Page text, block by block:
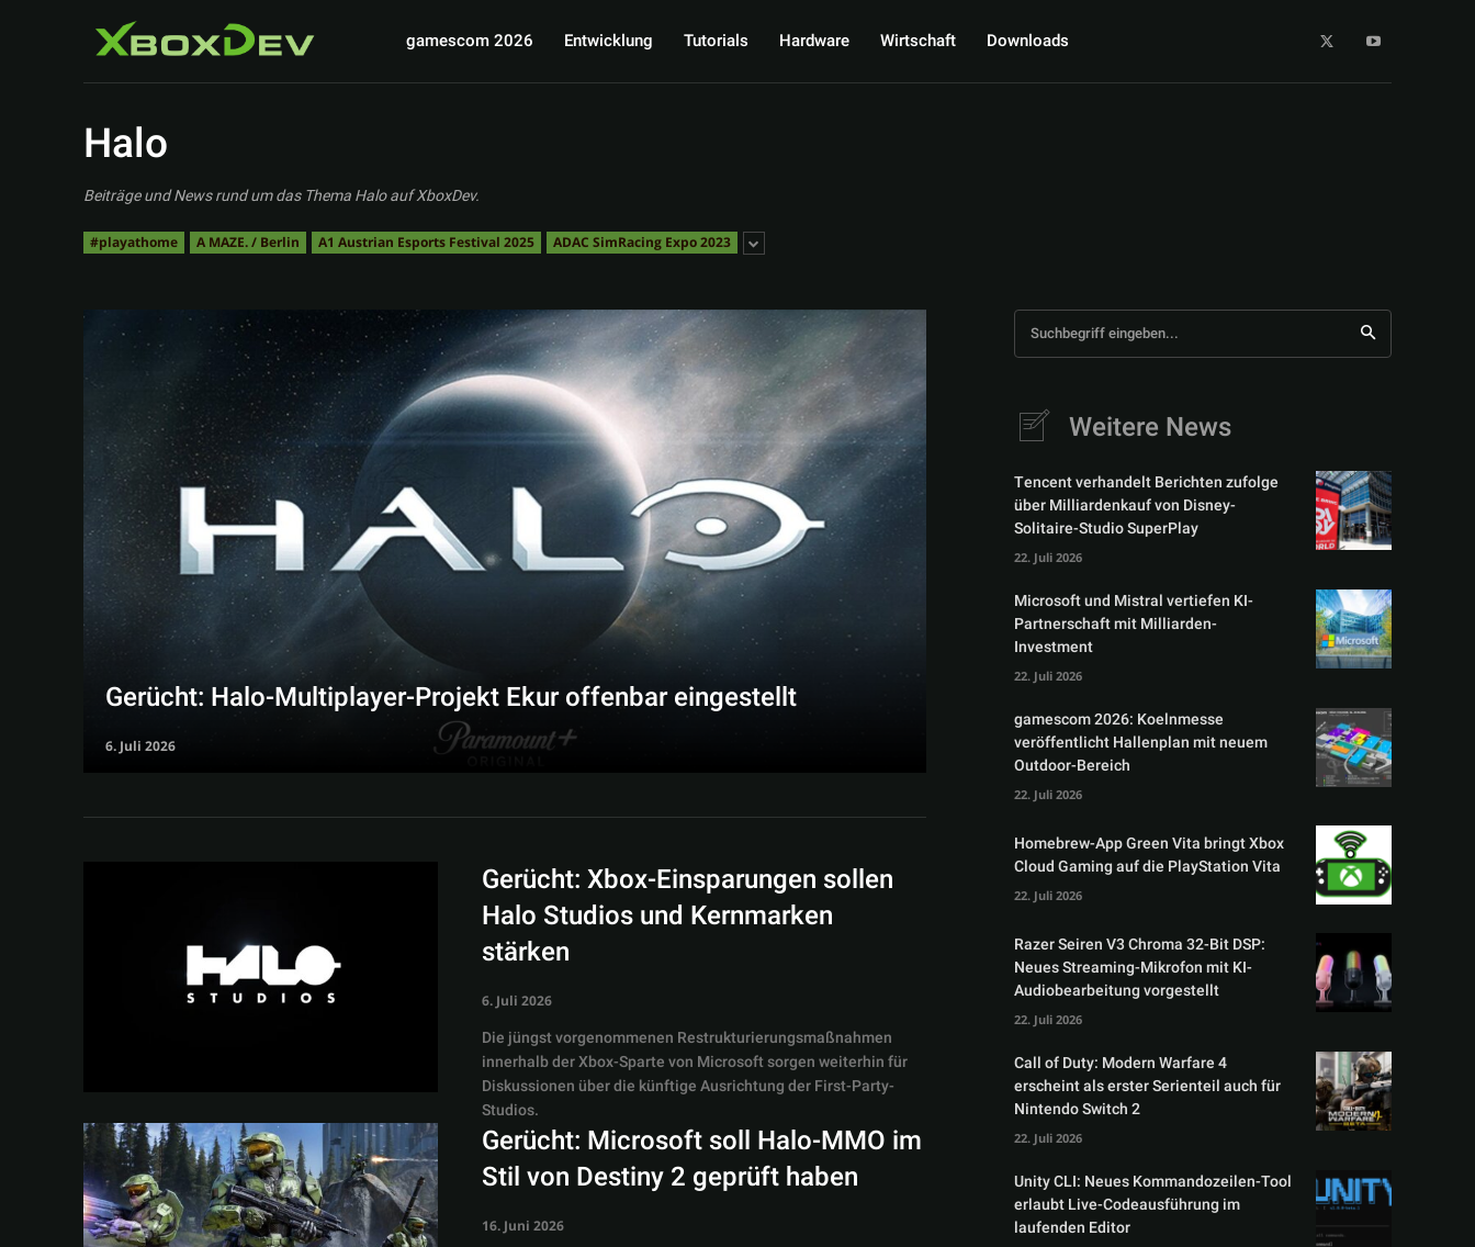
gamescom 2026 Entwicklung Tutorials Hardware Wirtschaft Downloads
Halo
Beiträge und News rund um das Thema Halo auf XboxDev.
#playathome A MAZE. / Berlin A1 Austrian Esports Festival 2025 ADAC SimRacing Expo 2023
Gerücht: Halo-Multiplayer-Projekt Ekur offenbar eingestellt
6. Juli 2026
Gerücht: Xbox-Einsparungen sollen
Halo Studios und Kernmarken
stärken
6. Juli 2026
Die jüngst vorgenommenen Restrukturierungsmaßnahmen
innerhalb der Xbox-Sparte von Microsoft sorgen weiterhin für
Diskussionen über die künftige Ausrichtung der First-Party-
Studios.
Gerücht: Microsoft soll Halo-MMO im
Stil von Destiny 2 geprüft haben
16. Juni 2026
Suchbegriff eingeben...
Weitere News
Tencent verhandelt Berichten zufolge
über Milliardenkauf von Disney-
Solitaire-Studio SuperPlay
22. Juli 2026
Microsoft und Mistral vertiefen KI-
Partnerschaft mit Milliarden-
Investment
22. Juli 2026
gamescom 2026: Koelnmesse
veröffentlicht Hallenplan mit neuem
Outdoor-Bereich
22. Juli 2026
Homebrew-App Green Vita bringt Xbox
Cloud Gaming auf die PlayStation Vita
22. Juli 2026
Razer Seiren V3 Chroma 32-Bit DSP:
Neues Streaming-Mikrofon mit KI-
Audiobearbeitung vorgestellt
22. Juli 2026
Call of Duty: Modern Warfare 4
erscheint als erster Serienteil auch für
Nintendo Switch 2
22. Juli 2026
Unity CLI: Neues Kommandozeilen-Tool
erlaubt Live-Codeausführung im
laufenden Editor